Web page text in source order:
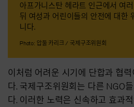
아프가니스탄 헤라트 인근에서 여
뒤 여성과 어린이들의 안전에 대한
니다.
Photo: 압둘 카리크 / 국제구조위원회
이처럼 어려운 시기에 단합과 협력
다. 국제구조위원회는 다른 NGO
다. 이러한 노력은 신속하고 효과